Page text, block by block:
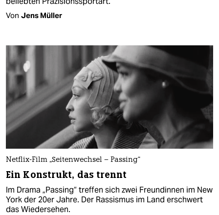
Von Jens Müller
Netflix-Film „Seitenwechsel – Passing“
Ein Konstrukt, das trennt
Im Drama „Passing“ treffen sich zwei Freundinnen im New
York der 20er Jahre. Der Rassismus im Land erschwert
das Wiedersehen.